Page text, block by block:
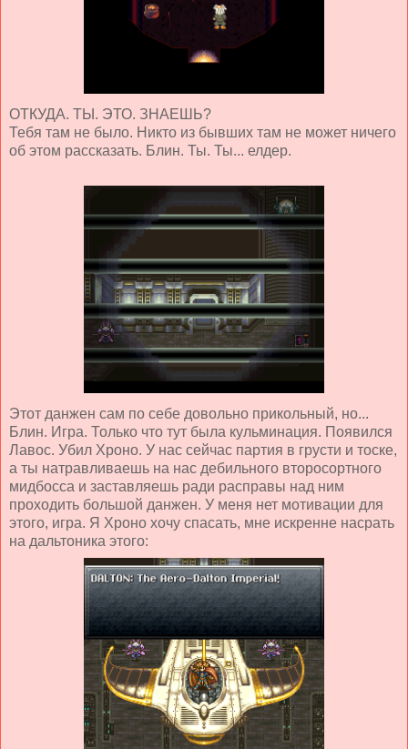
ОТКУДА. ТЫ. ЭТО. ЗНАЕШЬ?
Тебя там не было. Никто из бывших там не может ничего
об этом рассказать. Блин. Ты. Ты... елдер.
Этот данжен сам по себе довольно прикольный, но...
Блин. Игра. Только что тут была кульминация. Появился
Лавос. Убил Хроно. У нас сейчас партия в грусти и тоске,
а ты натравливаешь на нас дебильного второсортного
мидбосса и заставляешь ради расправы над ним
проходить большой данжен. У меня нет мотивации для
этого, игра. Я Хроно хочу спасать, мне искренне насрать
на дальтоника этого: